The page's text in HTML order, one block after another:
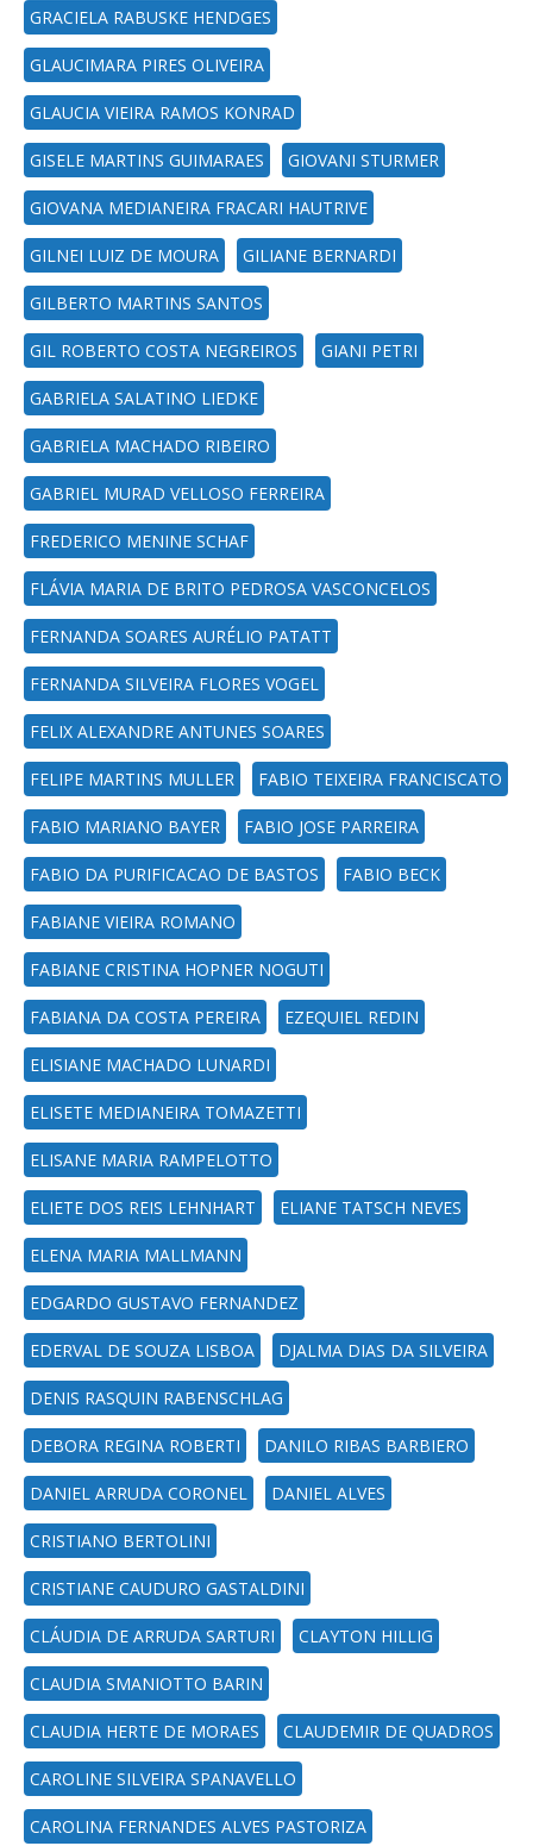
GRACIELA RABUSKE HENDGES
GLAUCIMARA PIRES OLIVEIRA
GLAUCIA VIEIRA RAMOS KONRAD
GISELE MARTINS GUIMARAES GIOVANI STURMER
GIOVANA MEDIANEIRA FRACARI HAUTRIVE
GILNEI LUIZ DE MOURA GILIANE BERNARDI
GILBERTO MARTINS SANTOS
GIL ROBERTO COSTA NEGREIROS GIANI PETRI
GABRIELA SALATINO LIEDKE
GABRIELA MACHADO RIBEIRO
GABRIEL MURAD VELLOSO FERREIRA
FREDERICO MENINE SCHAF
FLÁVIA MARIA DE BRITO PEDROSA VASCONCELOS
FERNANDA SOARES AURÉLIO PATATT
FERNANDA SILVEIRA FLORES VOGEL
FELIX ALEXANDRE ANTUNES SOARES
FELIPE MARTINS MULLER FABIO TEIXEIRA FRANCISCATO
FABIO MARIANO BAYER FABIO JOSE PARREIRA
FABIO DA PURIFICACAO DE BASTOS FABIO BECK
FABIANE VIEIRA ROMANO
FABIANE CRISTINA HOPNER NOGUTI
FABIANA DA COSTA PEREIRA EZEQUIEL REDIN
ELISIANE MACHADO LUNARDI
ELISETE MEDIANEIRA TOMAZETTI
ELISANE MARIA RAMPELOTTO
ELIETE DOS REIS LEHNHART ELIANE TATSCH NEVES
ELENA MARIA MALLMANN
EDGARDO GUSTAVO FERNANDEZ
EDERVAL DE SOUZA LISBOA DJALMA DIAS DA SILVEIRA
DENIS RASQUIN RABENSCHLAG
DEBORA REGINA ROBERTI DANILO RIBAS BARBIERO
DANIEL ARRUDA CORONEL DANIEL ALVES
CRISTIANO BERTOLINI
CRISTIANE CAUDURO GASTALDINI
CLÁUDIA DE ARRUDA SARTURI CLAYTON HILLIG
CLAUDIA SMANIOTTO BARIN
CLAUDIA HERTE DE MORAES CLAUDEMIR DE QUADROS
CAROLINE SILVEIRA SPANAVELLO
CAROLINA FERNANDES ALVES PASTORIZA